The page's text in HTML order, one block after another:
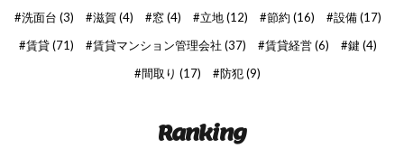
洗面台 (3) 滋賀(4) 窓(4) 立地(12) 節約 (16) 設備(17)
賃貸(71) 賃貸マンション管理会社 (37) 賃貸経営(6) 鍵 (4)
間取り (17) 防犯(9)
Ranking